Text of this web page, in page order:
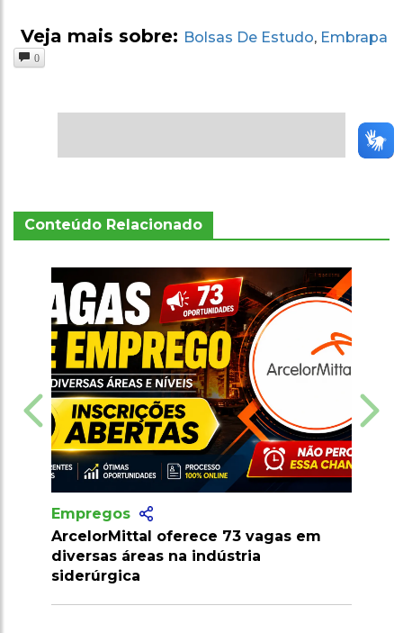
Veja mais sobre: Bolsas De Estudo, Embrapa
0
Conteúdo Relacionado
73 vagas em
indústria
Provão Paulista: mais de 15
gratuitas em instituições